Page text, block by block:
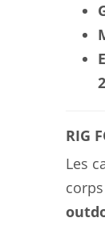
RIG
Les